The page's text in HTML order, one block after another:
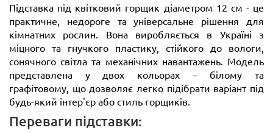
Підставка під квітковий горщик діаметром 12 см - це
практичне, недороге та універсальне рішення для
кімнатних рослин. Вона виробляється в Україні з
міцного та гнучкого пластику, стійкого до вологи,
сонячного світла та механічних навантажень. Модель
представлена у двох кольорах – білому та
графітовому, що дозволяє легко підібрати варіант під
будь-який інтер'єр або стиль горщиків.
Переваги підставки: